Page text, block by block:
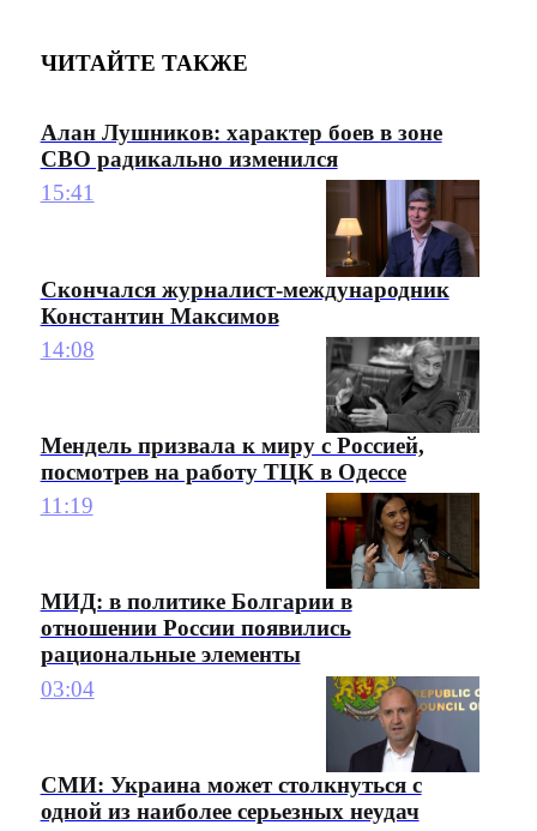
ЧИТАЙТЕ ТАКЖЕ
Алан Лушников: характер боев в зоне
СВО радикально изменился
15:41
Скончался журналист-международник
Константин Максимов
14:08
Мендель призвала к миру с Россией,
посмотрев на работу ТЦК в Одессе
11:19
МИД: в политике Болгарии в
отношении России появились
рациональные элементы
03:04
СМИ: Украина может столкнуться с
одной из наиболее серьезных неудач